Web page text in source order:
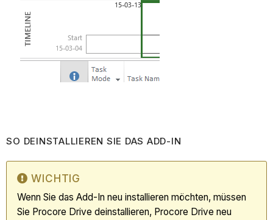
SO DEINSTALLIEREN SIE DAS ADD-IN
WICHTIG
Wenn Sie das Add-In neu installieren möchten, müssen
Sie Procore Drive deinstallieren, Procore Drive neu